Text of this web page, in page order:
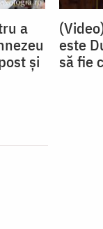
a
și
este
să fie